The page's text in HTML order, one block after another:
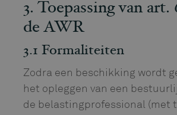
3. Toepassing van art.
de AWR
3.1 Formaliteiten
Zodra een beschikking wordt
het opleggen van een
de belastingprofessional (met